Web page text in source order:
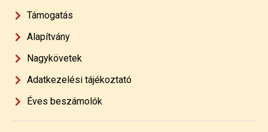
Támogatás
Alapítvány
Nagykövetek
Adatkezelési tájékoztató
Éves beszámolók